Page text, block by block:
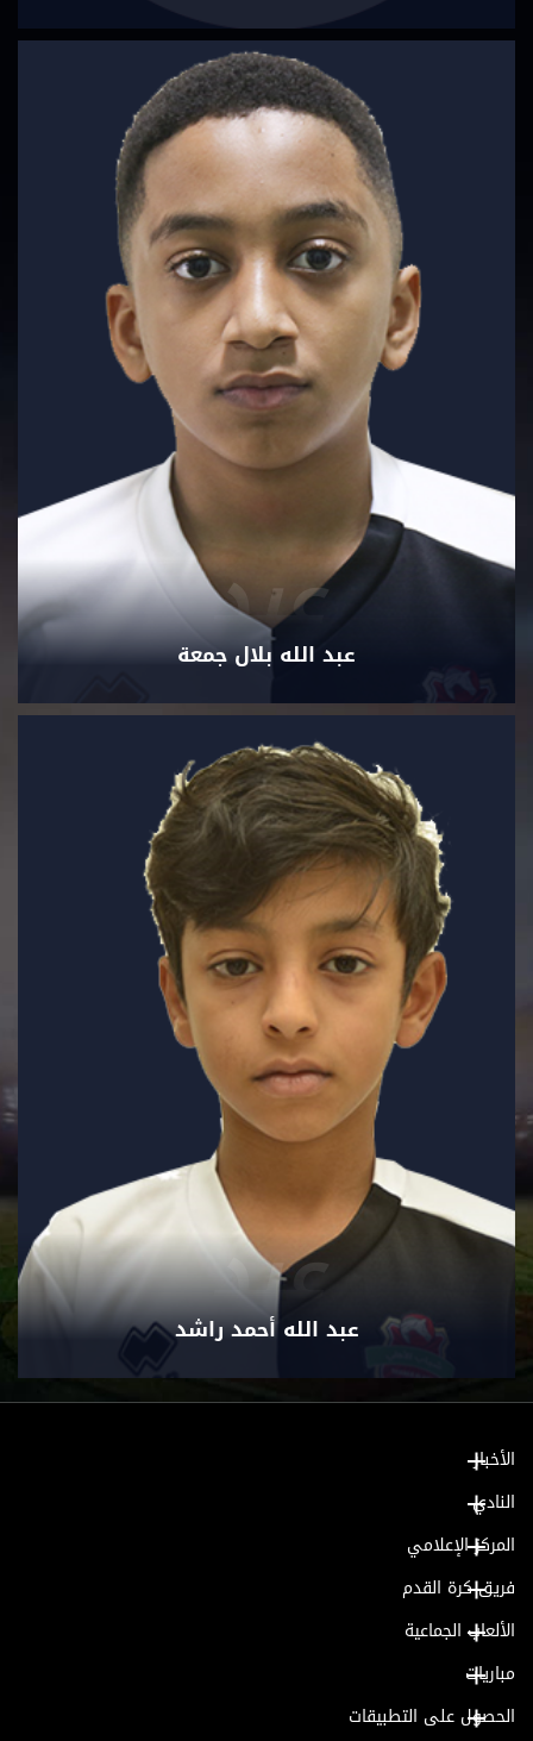
عبد
عبد الله بلال جمعة
عبد
عبد الله أحمد راشد
الأخبار
النادي
المركز الإعلامي
فريق كرة القدم
الألعاب الجماعية
مباريات
الحصول على التطبيقات